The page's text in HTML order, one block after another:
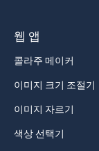
웹 앱
콜라주 메이커
이미지 크기 조절기
이미지 자르기
색상 선택기